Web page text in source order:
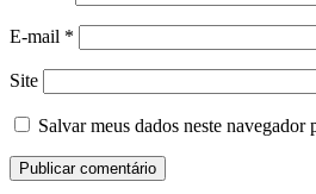
E-mail *
Site
Salvar meus dados neste